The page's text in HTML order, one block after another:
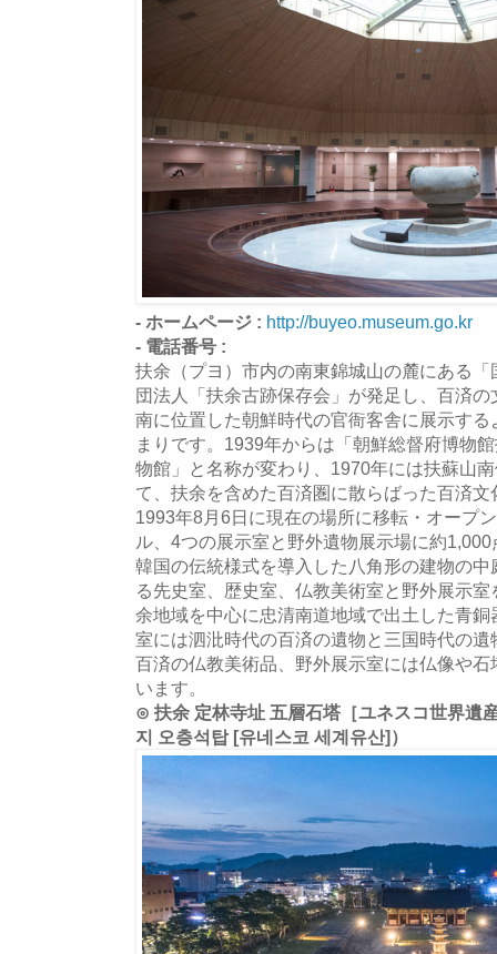
- ホームページ : http://buyeo.museum.go.kr
- 電話番号 :
扶余（プヨ）市内の南東錦城山の麓にある
団法人「扶余古跡保存会」が発足し、百済
南に位置した朝鮮時代の官衙客舎に展示す
まりです。1939年からは「朝鮮総督府博物
物館」と名称が変わり、1970年には扶蘇山
て、扶余を含めた百済圏に散らばった百済
1993年8月6日に現在の場所に移転・オープ
ル、4つの展示室と野外遺物展示場に約
韓国の伝統様式を導入した八角形の建物の
る先史室、歴史室、仏教美術室と野外展示
余地域を中心に忠清南道地域で出土した青
室には泗沘時代の百済の遺物と三国時代の
百済の仏教美術品、野外展示室には仏像や
います。
⊙ 扶余 定林寺址 五層石塔［ユネスコ世界遺
지 오층석탑 [유네스코 세계유산]）